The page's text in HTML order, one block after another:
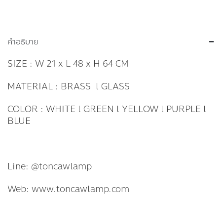
คำอธิบาย
SIZE : W 21 x L 48 x H 64 CM
MATERIAL : BRASS l GLASS
COLOR : WHITE l GREEN l YELLOW l PURPLE l
BLUE
Line: @toncawlamp
Web: www.toncawlamp.com